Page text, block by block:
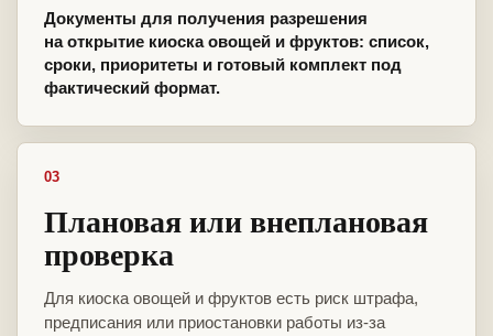
Документы для получения разрешения
на открытие киоска овощей и фруктов: список,
сроки, приоритеты и готовый комплект под
фактический формат.
03
Плановая или внеплановая
проверка
Для киоска овощей и фруктов есть риск штрафа,
предписания или приостановки работы из-за